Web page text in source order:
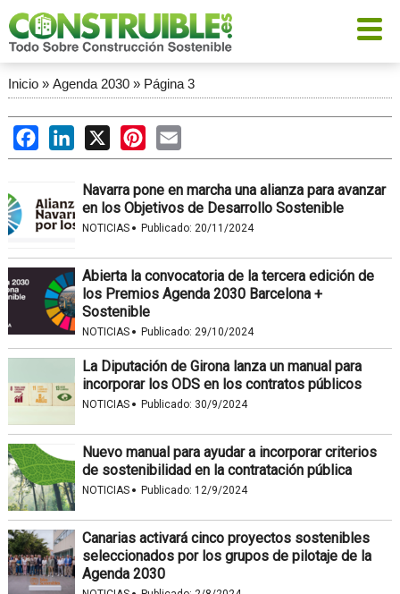
Inicio» Agenda 2030» Página 3
FacebookLinkedIn
X PinterestEmail
Navarra pone en marcha una alianza para avanzar
en los Objetivos de Desarrollo Sostenible
NOTICIAS · Publicado: 20/11/2024
Abierta la convocatoria de la tercera edición de
los Premios Agenda 2030 Barcelona +
Sostenible
NOTICIAS · Publicado: 29/10/2024
La Diputación de Girona lanza un manual para
incorporar los ODS en los contratos públicos
NOTICIAS · Publicado: 30/9/2024
Nuevo manual para ayudar a incorporar criterios
de sostenibilidad en la contratación pública
NOTICIAS · Publicado: 12/9/2024
Canarias activará cinco proyectos sostenibles
seleccionados por los grupos de pilotaje de la
Agenda 2030